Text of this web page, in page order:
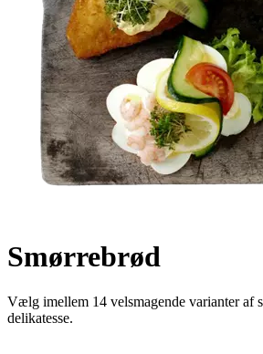
Smørrebrød
Vælg imellem 14 velsmagende varianter af
delikatesse.